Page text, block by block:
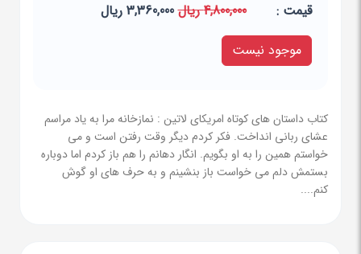
قيمت :
4,800,000 ریال
3,360,000 ریال
موجود نیست
کتاب داستان های کوتاه امریکای لاتین : نمازخانه مرا به یاد مراسم
عشای ربانی انداخت. فکر کردم دیگر وقت رفتن است و می
خواستم همین را به او بگویم. انگار دهانم را هم باز کردم اما دوباره
بستمش دلم می خواست باز بنشینم و به حرف های او گوش
کنم....